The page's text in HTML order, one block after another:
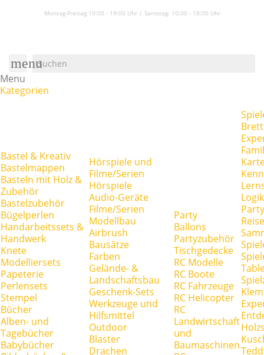
Montag-Freitag 10:00 - 19:00 Uhr | Samstag: 10:00 - 18:00 Uhr
menu
Menu
Kategorien
Bastel & Kreativ
Bastelmappen
Basteln mit Holz &
Zubehör
Bastelzubehör
Bügelperlen
Handarbeitssets &
Handwerk
Knete
Modelliersets
Papeterie
Perlensets
Stempel
Bücher
Alben- und
Tagebücher
Babybücher
Hörspiele und
Filme/Serien
Hörspiele
Audio-Geräte
Filme/Serien
Modellbau
Airbrush
Bausätze
Farben
Gelände- &
Landschaftsbau
Geschenk-Sets
Werkzeuge und
Hilfsmittel
Outdoor
Blaster
Drachen
Party
Ballons
Partyzubehör
Tischgedecke
RC Modelle
RC Boote
RC Fahrzeuge
RC Helicopter
RC
Landwirtschaft
und
Baumaschinen